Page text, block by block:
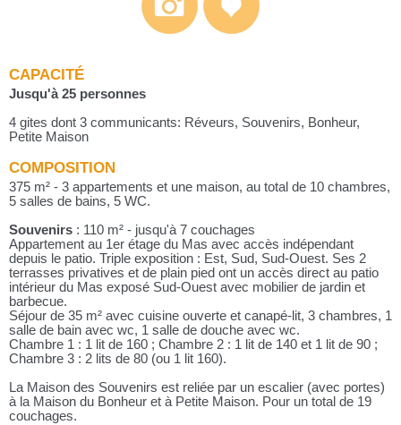
CAPACITÉ
Jusqu'à 25 personnes
4 gites dont 3 communicants: Réveurs, Souvenirs, Bonheur,
Petite Maison
COMPOSITION
375 m² - 3 appartements et une maison, au total de 10 chambres,
5 salles de bains, 5 WC.
Souvenirs : 110 m² - jusqu'à 7 couchages
Appartement au 1er étage du Mas avec accès indépendant
depuis le patio. Triple exposition : Est, Sud, Sud-Ouest. Ses 2
terrasses privatives et de plain pied ont un accès direct au patio
intérieur du Mas exposé Sud-Ouest avec mobilier de jardin et
barbecue.
Séjour de 35 m² avec cuisine ouverte et canapé-lit, 3 chambres, 1
salle de bain avec wc, 1 salle de douche avec wc.
Chambre 1 : 1 lit de 160 ; Chambre 2 : 1 lit de 140 et 1 lit de 90 ;
Chambre 3 : 2 lits de 80 (ou 1 lit 160).
La Maison des Souvenirs est reliée par un escalier (avec portes)
à la Maison du Bonheur et à Petite Maison. Pour un total de 19
couchages.